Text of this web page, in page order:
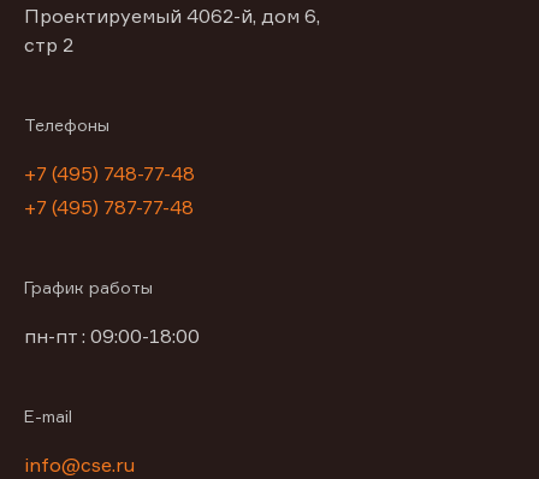
Проектируемый 4062-й, дом 6,
стр 2
Телефоны
+7 (495) 748-77-48
+7 (495) 787-77-48
График работы
пн-пт : 09:00-18:00
E-mail
info@cse.ru